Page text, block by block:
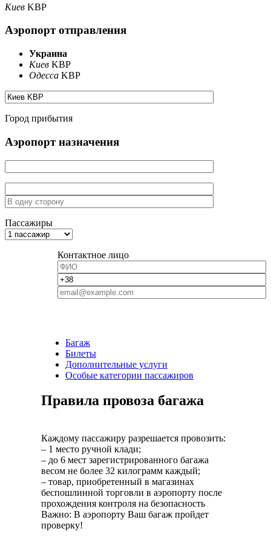
Киев KBP
Аэропорт отправления
Украина
Киев KBP
Одесса KBP
Город прибытия
Аэропорт назначения
Пассажиры
Контактное лицо
Багаж
Билеты
Дополнительные услуги
Особые категории пассажиров
Правила провоза багажа
Каждому пассажиру разрешается провозить:
– 1 место ручной клади;
– до 6 мест зарегистрированного багажа
весом не более 32 килограмм каждый;
– товар, приобретенный в магазинах
беспошлинной торговли в аэропорту после
прохождения контроля на безопасность
Важно: В аэропорту Ваш багаж пройдет
проверку!